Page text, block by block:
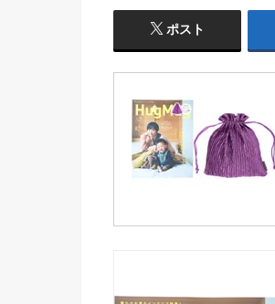
ポスト